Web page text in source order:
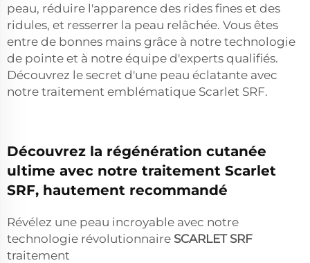
peau, réduire l'apparence des rides fines et des
ridules, et resserrer la peau relâchée. Vous êtes
entre de bonnes mains grâce à notre technologie
de pointe et à notre équipe d'experts qualifiés.
Découvrez le secret d'une peau éclatante avec
notre traitement emblématique Scarlet SRF.
Découvrez la régénération cutanée
ultime avec notre traitement Scarlet
SRF, hautement recommandé
Révélez une peau incroyable avec notre
technologie révolutionnaire SCARLET SRF
traitement